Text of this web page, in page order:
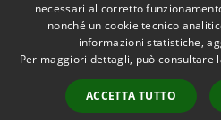
Accessibilità
necessari al corretto
nonché un cookie tecnico
informazioni statistiche,
Per maggiori dettagli, può consultare
ACCETTA TUTTO